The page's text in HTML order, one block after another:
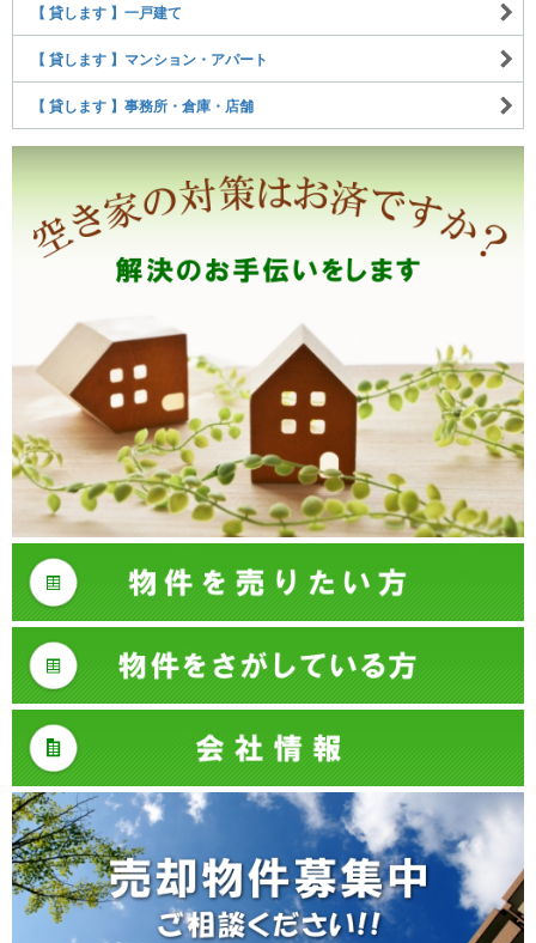
【 貸します 】一戸建て
【 貸します 】マンション・アパート
【 貸します 】事務所・倉庫・店舗